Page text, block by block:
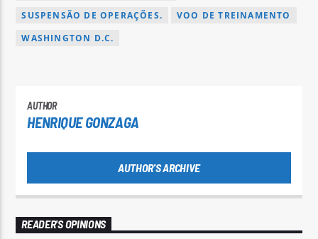
SUSPENSÃO DE OPERAÇÕES.
VOO DE TREINAMENTO
WASHINGTON D.C.
AUTHOR
HENRIQUE GONZAGA
AUTHOR'S ARCHIVE
READER'S OPINIONS